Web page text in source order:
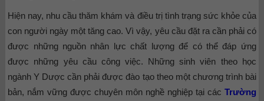
Hiện nay, nhu cầu thăm khám và điều trị tình trạng sức khỏe của
con người ngày một tăng cao. Vì vậy, yêu cầu đặt ra cần phải có
được những nguồn nhân lực chất lượng để có thể đáp ứng
được những yêu cầu công việc. Những sinh viên theo học
ngành Y Dược cần phải được đào tạo theo một chương trình bài
bản, nắm vững được chuyên môn nghề nghiệp tại các Trường